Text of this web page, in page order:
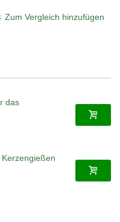
Zum Vergleich hinzufügen
das